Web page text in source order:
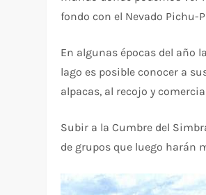
fondo con el Nevado Pichu-
En algunas épocas del año
lago es posible conocer a
alpacas, al recojo y
Subir a la Cumbre del
de grupos que luego harán